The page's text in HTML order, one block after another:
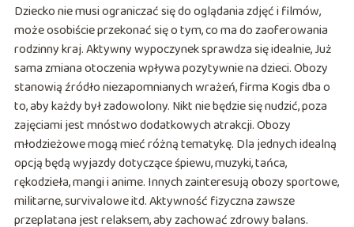
Dziecko nie musi ograniczać się do oglądania zdjęć i filmów,
może osobiście przekonać się o tym, co ma do zaoferowania
rodzinny kraj. Aktywny wypoczynek sprawdza się idealnie, Już
sama zmiana otoczenia wpływa pozytywnie na dzieci. Obozy
stanowią źródło niezapomnianych wrażeń, firma Kogis dba o
to, aby każdy był zadowolony. Nikt nie będzie się nudzić, poza
zajęciami jest mnóstwo dodatkowych atrakcji. Obozy
młodzieżowe mogą mieć różną tematykę. Dla jednych idealną
opcją będą wyjazdy dotyczące śpiewu, muzyki, tańca,
rękodzieła, mangi i anime. Innych zainteresują obozy sportowe,
militarne, survivalowe itd. Aktywność fizyczna zawsze
przeplatana jest relaksem, aby zachować zdrowy balans.